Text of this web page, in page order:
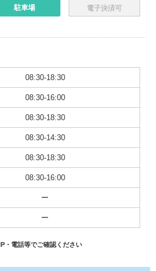
駐車場 電子決済可
08:30-18:30
08:30-16:00
08:30-18:30
08:30-14:30
08:30-18:30
08:30-16:00
ー
ー
・電話等でご確認ください